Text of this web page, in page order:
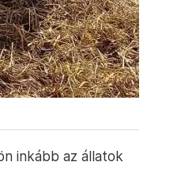
inkább az állatok